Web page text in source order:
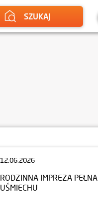
SZUKAJ
12.06.2026
RODZINNA IMPREZA PEŁNA
UŚMIECHU